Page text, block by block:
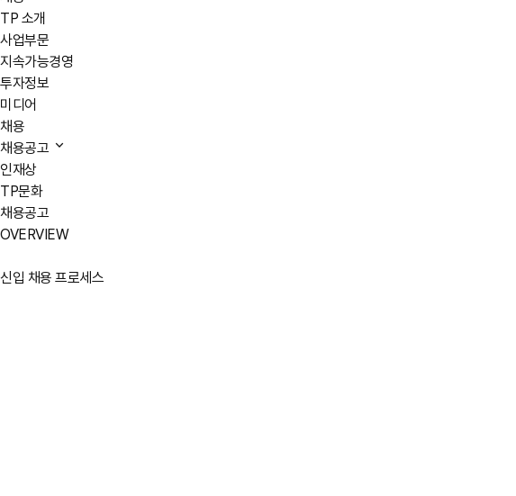
TP 소개
사업부문
지속가능경영
투자정보
미디어
채용
채용공고
인재상
TP문화
채용공고
OVERVIEW
신입 채용 프로세스